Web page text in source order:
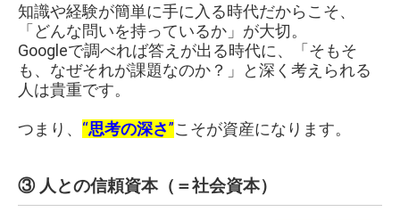
知識や経験が簡単に手に入る時代だからこそ、
「どんな問いを持っているか」が大切。
Googleで調べれば答えが出る時代に、「そもそ
も、なぜそれが課題なのか？」と深く考えられる
人は貴重です。
つまり、 “思考の深さ”こそが資産になります。
③ 人との信頼資本（＝社会資本）